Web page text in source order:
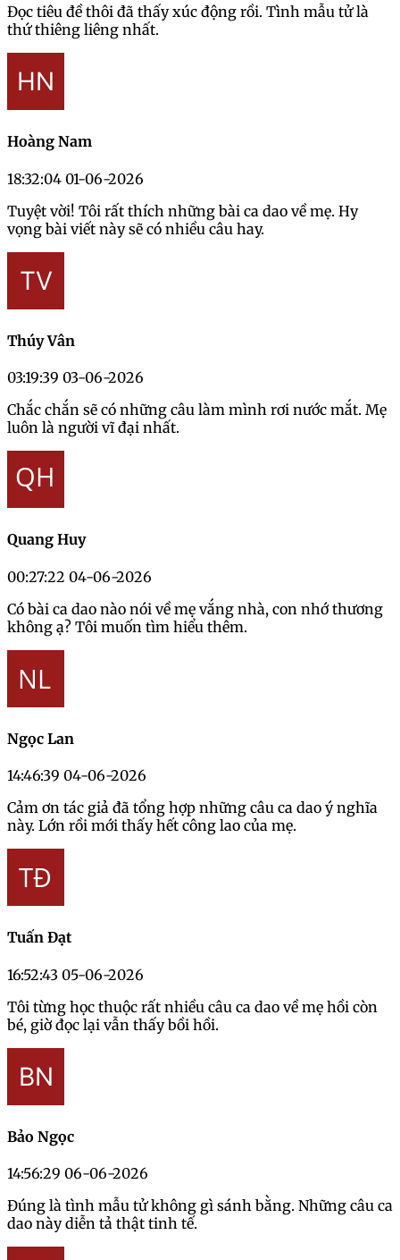
Đọc tiêu đề thôi đã thấy xúc động rồi. Tình mẫu tử là
thứ thiêng liêng nhất.
Hoàng Nam
18:32:04 01-06-2026
Tuyệt vời! Tôi rất thích những bài ca dao về mẹ. Hy
vọng bài viết này sẽ có nhiều câu hay.
Thúy Vân
03:19:39 03-06-2026
Chắc chắn sẽ có những câu làm mình rơi nước mắt. Mẹ
luôn là người vĩ đại nhất.
Quang Huy
00:27:22 04-06-2026
Có bài ca dao nào nói về mẹ vắng nhà, con nhớ thương
không ạ? Tôi muốn tìm hiểu thêm.
Ngọc Lan
14:46:39 04-06-2026
Cảm ơn tác giả đã tổng hợp những câu ca dao ý nghĩa
này. Lớn rồi mới thấy hết công lao của mẹ.
Tuấn Đạt
16:52:43 05-06-2026
Tôi từng học thuộc rất nhiều câu ca dao về mẹ hồi còn
bé, giờ đọc lại vẫn thấy bồi hồi.
Bảo Ngọc
14:56:29 06-06-2026
Đúng là tình mẫu tử không gì sánh bằng. Những câu ca
dao này diễn tả thật tinh tế.